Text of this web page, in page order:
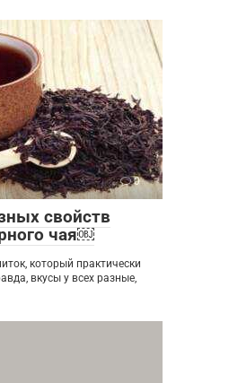
0
свойств
чая￼
который практически
вкусы у всех разные,